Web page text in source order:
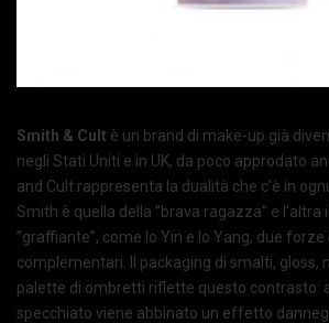
Smith & Cult è un brand di make-up già
negli Stati Uniti e in UK, da poco approdato
and Cult rappresenta la dualità che c’è in
Smith è quella della ”brava ragazza” e l’altra
”graffiante”, come lo Yin e lo Yang, due
complementari. Il packaging di smalti, gloss,
palette di ombretti riflette questo contrasto:
specchiato viene abbinato un effetto